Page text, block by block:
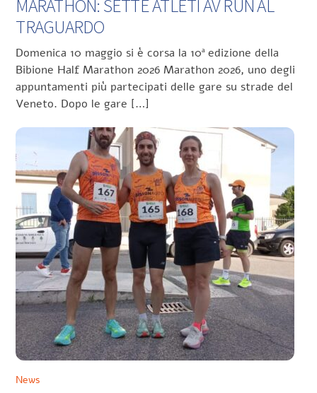
MARATHON: SETTE ATLETI AV RUN AL
TRAGUARDO
Domenica 10 maggio si è corsa la 10ª edizione della
Bibione Half Marathon 2026 Marathon 2026, uno degli
appuntamenti più partecipati delle gare su strade del
Veneto. Dopo le gare […]
News